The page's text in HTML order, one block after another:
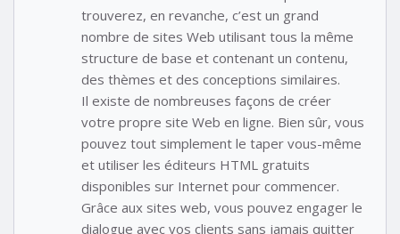
trouverez, en revanche, c’est un grand
nombre de sites Web utilisant tous la même
structure de base et contenant un contenu,
des thèmes et des conceptions similaires.
Il existe de nombreuses façons de créer
votre propre site Web en ligne. Bien sûr, vous
pouvez tout simplement le taper vous-même
et utiliser les éditeurs HTML gratuits
disponibles sur Internet pour commencer.
Grâce aux sites web, vous pouvez engager le
dialogue avec vos clients sans jamais quitter